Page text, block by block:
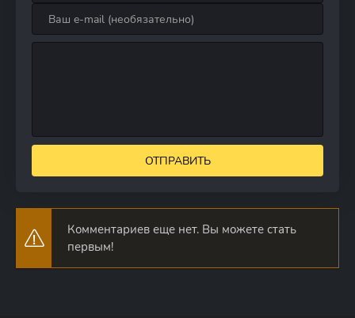
ОТПРАВИТЬ
Комментариев еще нет. Вы можете стать
первым!